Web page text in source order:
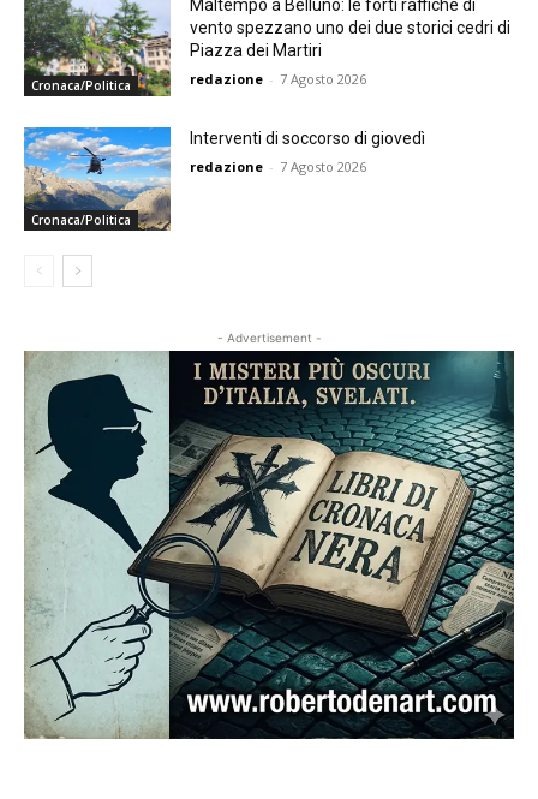
Cronaca/Politica
Maltempo a Belluno: le forti raffiche di
vento spezzano uno dei due storici cedri di
Piazza dei Martiri
redazione - 7 Agosto 2026
Cronaca/Politica
Interventi di soccorso di giovedì
redazione - 7 Agosto 2026
- Advertisement -